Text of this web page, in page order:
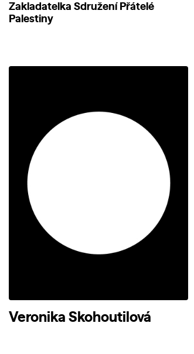
Zakladatelka Sdružení Přátelé
Palestiny
Veronika Skohoutilová